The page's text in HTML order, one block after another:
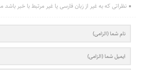
نظراتی که به غیر از زبان فارسی یا غیر مرتبط با خبر باشد